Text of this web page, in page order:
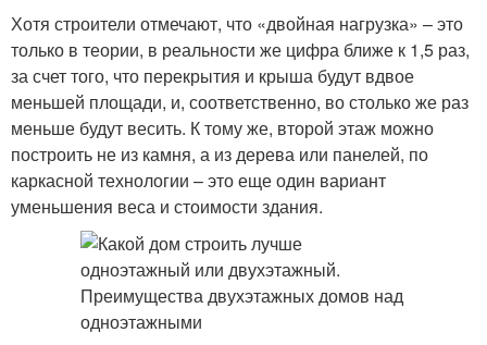
Хотя строители отмечают, что «двойная нагрузка» – это
только в теории, в реальности же цифра ближе к 1,5 раз,
за счет того, что перекрытия и крыша будут вдвое
меньшей площади, и, соответственно, во столько же раз
меньше будут весить. К тому же, второй этаж можно
построить не из камня, а из дерева или панелей, по
каркасной технологии – это еще один вариант
уменьшения веса и стоимости здания.